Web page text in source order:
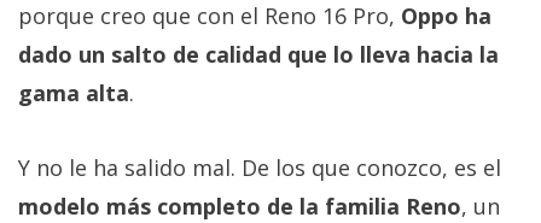
porque creo que con el Reno 16 Pro, Oppo ha
dado un salto de calidad que lo lleva hacia la
gama alta.
Y no le ha salido mal. De los que conozco, es el
modelo más completo de la familia Reno, un